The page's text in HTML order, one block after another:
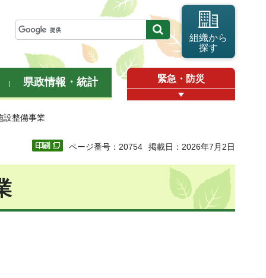
組織から
探す
県政情報・統計 緊急・防災
設整備事業
ページ番号：20754 掲載日：2026年7月2日